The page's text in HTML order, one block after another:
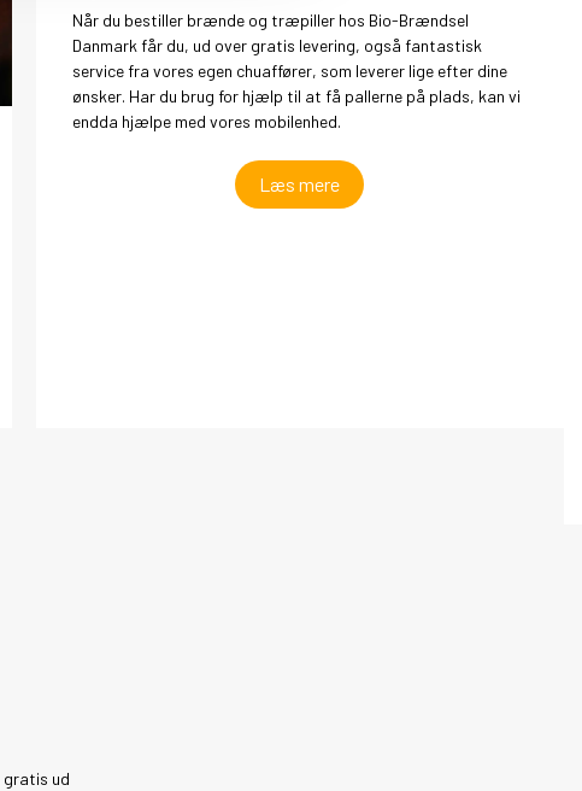
Når du bestiller brænde og træpiller hos Bio-Brændsel
Danmark får du, ud over gratis levering, også fantastisk
service fra vores egen chuaffører, som leverer lige efter dine
ønsker. Har du brug for hjælp til at få pallerne på plads, kan vi
endda hjælpe med vores mobilenhed.
Læs mere
gratis ud